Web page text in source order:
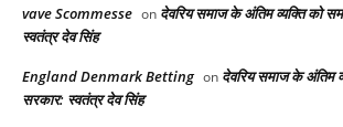
vave Scommesse on देवरिय समाज के अंतिम व्यक्ति को
स्वतंत्र देव सिंह
England Denmark Betting on देवरिय समाज के अंतिम
सरकार: स्वतंत्र देव सिंह